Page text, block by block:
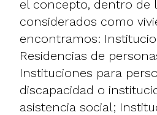
el concepto, dentro de
considerados como
encontramos:
Residencias de
Instituciones para
discapacidad o
asistencia social;